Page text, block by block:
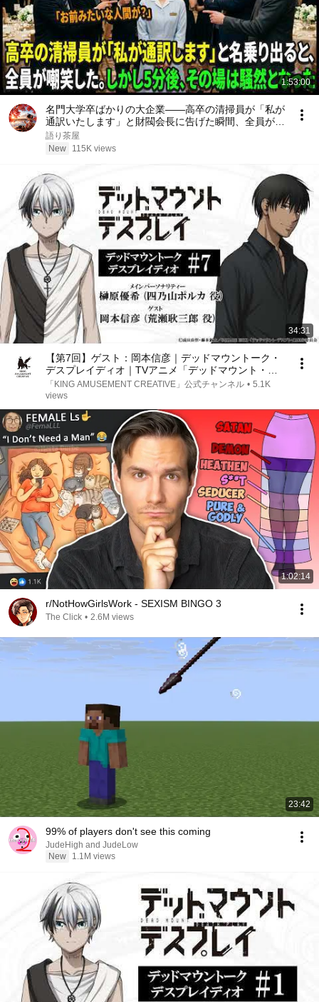
1:53:00
名門大学卒ばかりの大企業――高卒の清掃員が「私が
通訳いたします」と財閥会長に告げた瞬間、全員が嘲
笑した。しかし5分後、その場は静まり返った。#動
エピソード#老後の物語 #家族の物語
語り茶屋
New
115K views
34:31
【第7回】ゲスト：岡本信彦｜デッドマウントーク・
デスプレイディオ｜TVアニメ「デッドマウント・デ
スプレイ」
「KING AMUSEMENT CREATIVE」公式チャンネル • 5.1K
views
1:02:14
r/NotHowGirlsWork - SEXISM BINGO 3
The Click • 2.6M views
23:42
99% of players don't see this coming
JudeHigh and JudeLow
New
1.1M views